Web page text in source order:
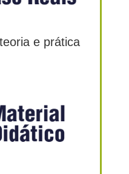
e prática